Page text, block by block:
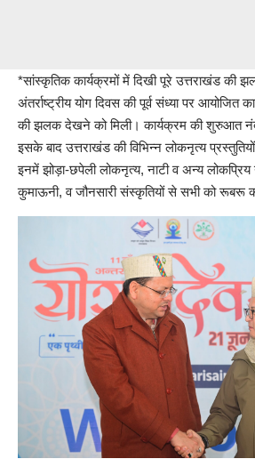
*सांस्कृतिक कार्यक्रमों में दिखी पूरे उत्तराखंड की
अंतर्राष्ट्रीय योग दिवस की पूर्व संध्या पर आयोजित
की झलक देखने को मिली। कार्यक्रम की शुरुआत
इसके बाद उत्तराखंड की विभिन्न लोकनृत्य
इनमें झोड़ा-छपेली लोकनृत्य, नाटी व अन्य लोकप्रिय
कुमाऊनी, व जौनसारी संस्कृतियों से सभी को रूबरू